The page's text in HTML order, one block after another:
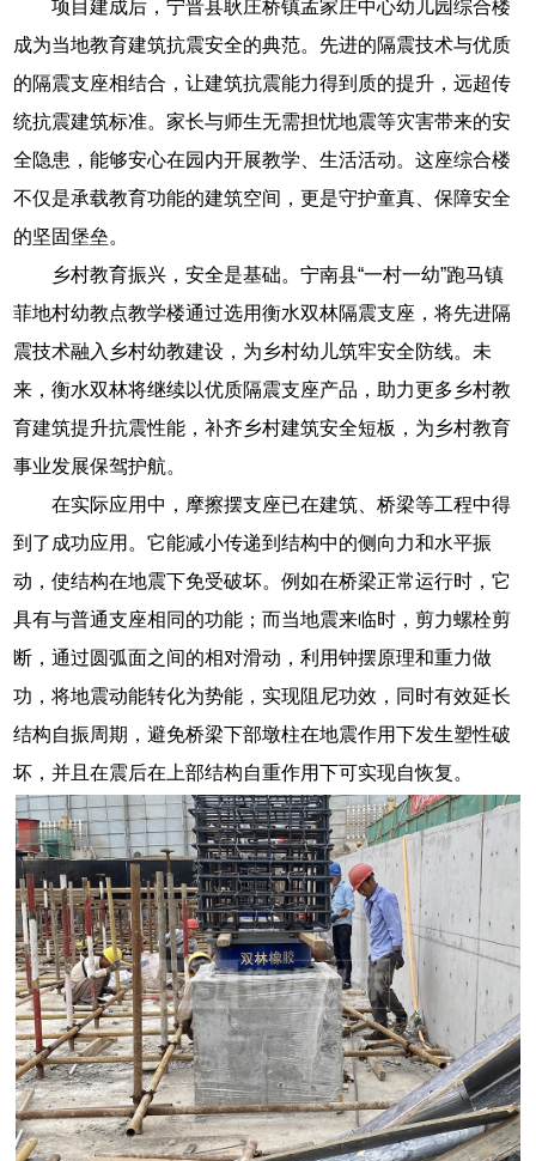
项目建成后，宁晋县耿庄桥镇孟家庄中心幼儿园综合楼
成为当地教育建筑抗震安全的典范。先进的隔震技术与优质
的隔震支座相结合，让建筑抗震能力得到质的提升，远超传
统抗震建筑标准。家长与师生无需担忧地震等灾害带来的安
全隐患，能够安心在园内开展教学、生活活动。这座综合楼
不仅是承载教育功能的建筑空间，更是守护童真、保障安全
的坚固堡垒。
乡村教育振兴，安全是基础。宁南县“一村一幼”跑马镇
菲地村幼教点教学楼通过选用衡水双林隔震支座，将先进隔
震技术融入乡村幼教建设，为乡村幼儿筑牢安全防线。未
来，衡水双林将继续以优质隔震支座产品，助力更多乡村教
育建筑提升抗震性能，补齐乡村建筑安全短板，为乡村教育
事业发展保驾护航。
在实际应用中，摩擦摆支座已在建筑、桥梁等工程中得
到了成功应用。它能减小传递到结构中的侧向力和水平振
动，使结构在地震下免受破坏。例如在桥梁正常运行时，它
具有与普通支座相同的功能；而当地震来临时，剪力螺栓剪
断，通过圆弧面之间的相对滑动，利用钟摆原理和重力做
功，将地震动能转化为势能，实现阻尼功效，同时有效延长
结构自振周期，避免桥梁下部墩柱在地震作用下发生塑性破
坏，并且在震后在上部结构自重作用下可实现自恢复。